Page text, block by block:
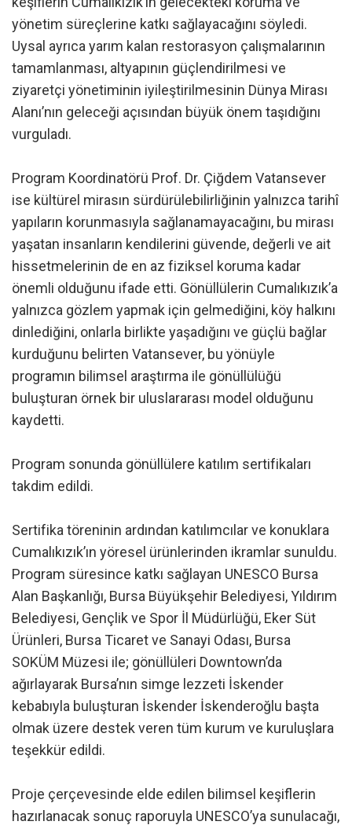
yönetim süreçlerine katkı sağlayacağını söyledi.
Uysal ayrıca yarım kalan restorasyon çalışmalarının
tamamlanması, altyapının güçlendirilmesi ve
ziyaretçi yönetiminin iyileştirilmesinin Dünya Mirası
Alanı’nın geleceği açısından büyük önem taşıdığını
vurguladı.
Program Koordinatörü Prof. Dr. Çiğdem Vatansever
ise kültürel mirasın sürdürülebilirliğinin yalnızca tarihî
yapıların korunmasıyla sağlanamayacağını, bu mirası
yaşatan insanların kendilerini güvende, değerli ve ait
hissetmelerinin de en az fiziksel koruma kadar
önemli olduğunu ifade etti. Gönüllülerin Cumalıkızık’a
yalnızca gözlem yapmak için gelmediğini, köy halkını
dinlediğini, onlarla birlikte yaşadığını ve güçlü bağlar
kurduğunu belirten Vatansever, bu yönüyle
programın bilimsel araştırma ile gönüllülüğü
buluşturan örnek bir uluslararası model olduğunu
kaydetti.
Program sonunda gönüllülere katılım sertifikaları
takdim edildi.
Sertifika töreninin ardından katılımcılar ve konuklara
Cumalıkızık’ın yöresel ürünlerinden ikramlar sunuldu.
Program süresince katkı sağlayan UNESCO Bursa
Alan Başkanlığı, Bursa Büyükşehir Belediyesi, Yıldırım
Belediyesi, Gençlik ve Spor İl Müdürlüğü, Eker Süt
Ürünleri, Bursa Ticaret ve Sanayi Odası, Bursa
SOKÜM Müzesi ile; gönüllüleri Downtown’da
ağırlayarak Bursa’nın simge lezzeti İskender
kebabıyla buluşturan İskender İskenderoğlu başta
olmak üzere destek veren tüm kurum ve kuruluşlara
teşekkür edildi.
Proje çerçevesinde elde edilen bilimsel keşiflerin
hazırlanacak sonuç raporuyla UNESCO’ya sunulacağı,